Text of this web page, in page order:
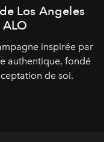
Los Angeles
inspirée par
authentique, fondé
de soi.